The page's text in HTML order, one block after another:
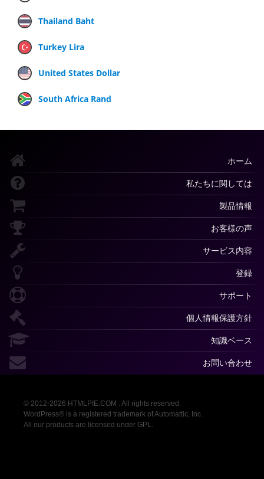
Thailand Baht
Turkey Lira
United States Dollar
South Africa Rand
ホーム
私たちに関しては
製品情報
お客様の声
サービス内容
登録
サポート
個人情報保護方針
知識ベース
お問い合わせ
© 2012-2026 HTMLPIE.COM . All rights reserved.
WordPress® is a registered trademark of Automattic, Inc.
All our products are licensed under GPL.